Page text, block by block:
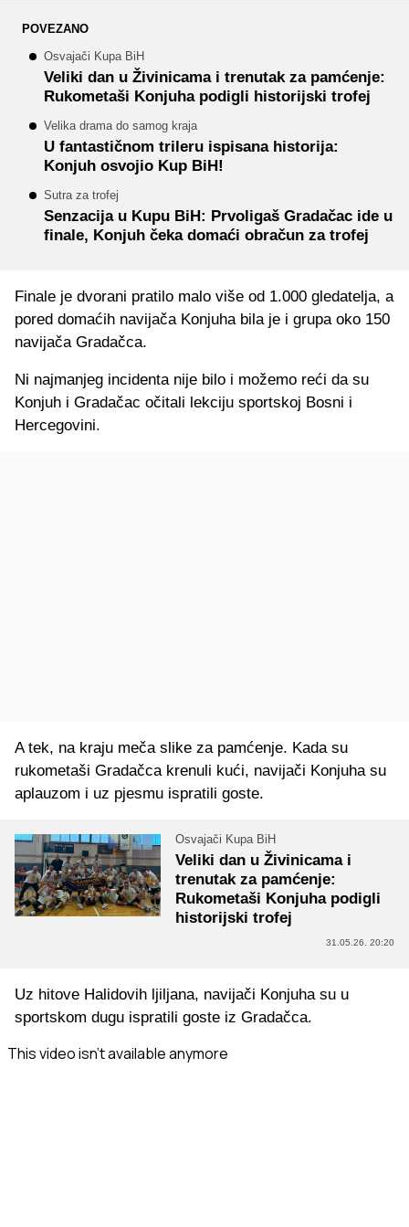
POVEZANO
Osvajači Kupa BiH
Veliki dan u Živinicama i trenutak za pamćenje:
Rukometaši Konjuha podigli historijski trofej
Velika drama do samog kraja
U fantastičnom trileru ispisana historija:
Konjuh osvojio Kup BiH!
Sutra za trofej
Senzacija u Kupu BiH: Prvoligaš Gradačac ide u
finale, Konjuh čeka domaći obračun za trofej
Finale je dvorani pratilo malo više od 1.000 gledatelja, a
pored domaćih navijača Konjuha bila je i grupa oko 150
navijača Gradačca.
Ni najmanjeg incidenta nije bilo i možemo reći da su
Konjuh i Gradačac očitali lekciju sportskoj Bosni i
Hercegovini.
A tek, na kraju meča slike za pamćenje. Kada su
rukometaši Gradačca krenuli kući, navijači Konjuha su
aplauzom i uz pjesmu ispratili goste.
Osvajači Kupa BiH
Veliki dan u Živinicama i
trenutak za pamćenje:
Rukometaši Konjuha podigli
historijski trofej
31.05.26. 20:20
Uz hitove Halidovih ljiljana, navijači Konjuha su u
sportskom dugu ispratili goste iz Gradačca.